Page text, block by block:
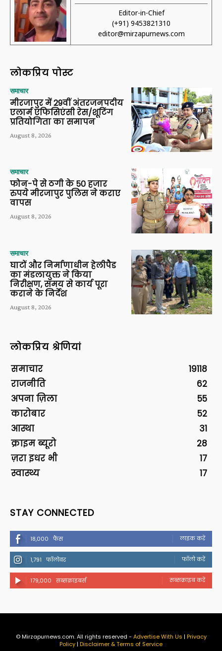
Editor-in-Chief
(+91) 9453821310
editor@mirzapurnews.com
लोकप्रिय पोस्ट
समाचार
मीरजापुर में 29वीं अंतरजनपदीय
एलार्म एफिसिएंसी रेस/शूटिंग
प्रतियोगिता का समापन
August 8, 2026
समाचार
फोन-पे से ठगी के 50 हजार
रुपये मीरजापुर पुलिस ने कराए
वापस
August 8, 2026
समाचार
घाटों और निर्माणाधीन हेलीपैड
का मंडलायुक्त ने किया
निरीक्षण, समय से कार्य पूरा
कराने के निर्देश
August 8, 2026
लोकप्रिय श्रेणियां
समाचार
19118
राजनीति
62
अपना ज़िला
55
कारोबार
52
आस्था
31
क्राइम ब्यूरो
28
ज़रा इधर भी
17
स्वास्थ्य
17
STAY CONNECTED
18,000 फैंस लाइक करें
1,791 फॉलोवर फॉलो करें
179,000 सब्सक्राइबर्स सब्सक्राइब करें
© Mirzapurnews.com. All rights reserved - Advertise With Us | Privacy
Policy| Disclaimer & Terms of Service